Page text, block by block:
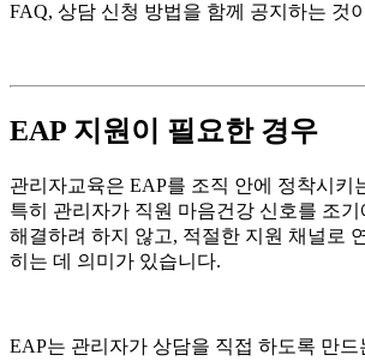
FAQ, 상담 신청 방법을 함께 공지하는 것
EAP 지원이 필요한 경우
관리자교육은 EAP를 조직 안에 정착시키
특히 관리자가 직원 마음건강 신호를 조
해결하려 하지 않고, 적절한 지원 채널로
히는 데 의미가 있습니다.
EAP는 관리자가 상담을 직접 하도록 만